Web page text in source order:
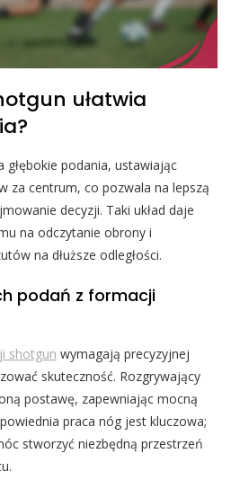
ułatwia
głębokie podania, ustawiając
za centrum, co pozwala na lepszą
decyzji. Taki układ daje
na odczytanie obrony i
na dłuższe odległości.
podań z formacji
shotgun wymagają precyzyjnej
skuteczność. Rozgrywający
postawę, zapewniając mocną
praca nóg jest kluczowa;
stworzyć niezbędną przestrzeń